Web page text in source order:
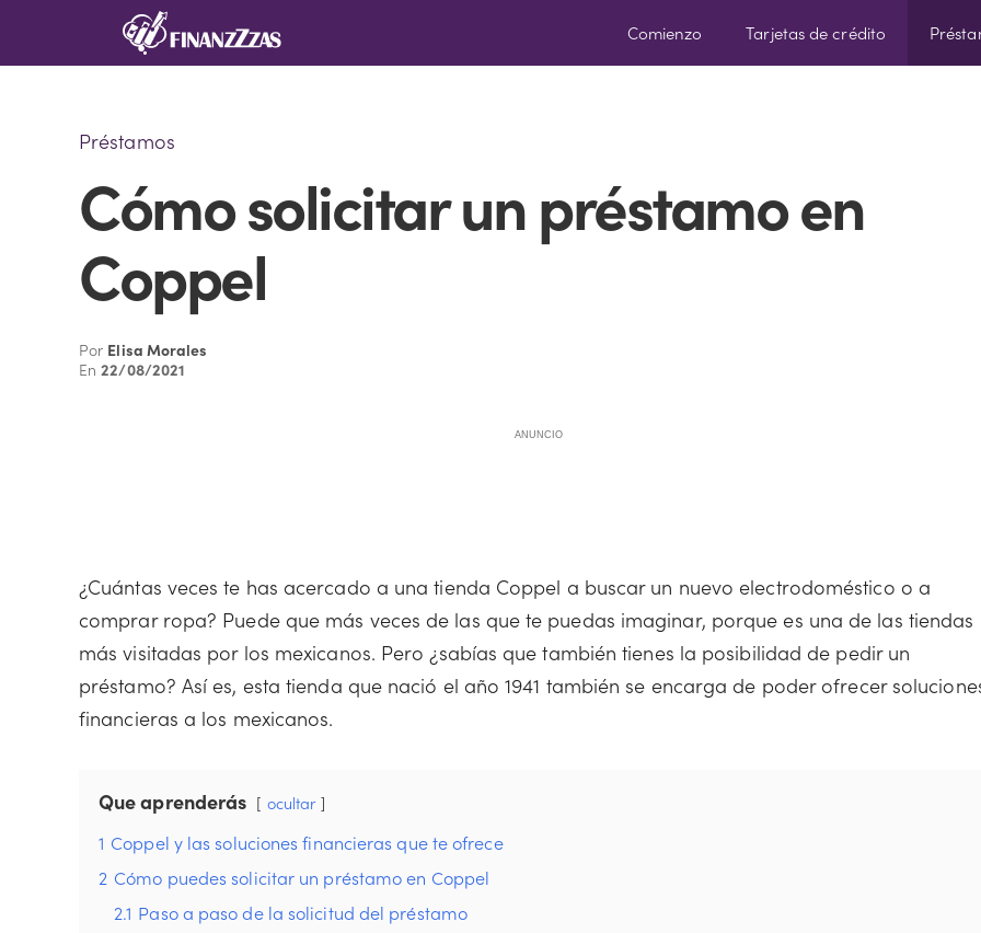
Comienzo Tarjetas de crédito
Préstamos
Cómo solicitar un préstamo en
Coppel
Por Elisa Morales
En22/08/2021
ANUNCIO
¿Cuántas veces te has acercado a una tienda Coppel a buscar un nuevo electrodoméstico o a
comprar ropa? Puede que más veces de las que te puedas imaginar, porque es una de las tiendas
más visitadas por los mexicanos. Pero ¿sabías que también tienes la posibilidad de pedir un
préstamo? Así es, esta tienda que nació el año 1941 también se encarga de poder ofrecer
financieras a los mexicanos.
Que aprenderás ocultar
1 Coppel y las soluciones financieras que te ofrece
2 Cómo puedes solicitar un préstamo en Coppel
2.1 Paso a paso de la solicitud del préstamo